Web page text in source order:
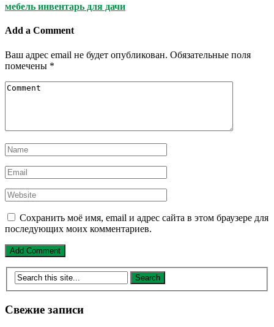
мебель инвентарь для дачи
Add a Comment
Ваш адрес email не будет опубликован. Обязательные поля
помечены *
Сохранить моё имя, email и адрес сайта в этом браузере для
последующих моих комментариев.
Свежие записи